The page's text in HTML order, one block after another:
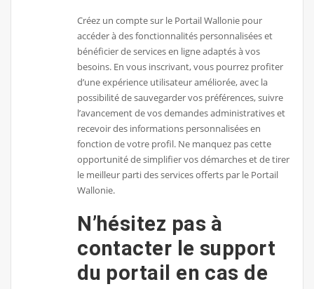
Créez un compte sur le Portail Wallonie pour
accéder à des fonctionnalités personnalisées et
bénéficier de services en ligne adaptés à vos
besoins. En vous inscrivant, vous pourrez profiter
d’une expérience utilisateur améliorée, avec la
possibilité de sauvegarder vos préférences, suivre
l’avancement de vos demandes administratives et
recevoir des informations personnalisées en
fonction de votre profil. Ne manquez pas cette
opportunité de simplifier vos démarches et de tirer
le meilleur parti des services offerts par le Portail
Wallonie.
N’hésitez pas à
contacter le support
du portail en cas de